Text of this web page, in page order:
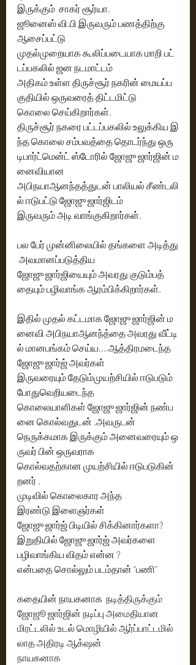
இருக்கும்  சாகர் சூர்யா,
ஜூனைஸ் வி.பி இருவரும் பணத்திற்கு
ஆசைப்பட்டு
முதல்முறையாக கூலிப்படையாக மாறி பட்
டப்பகலில் ஜன நடமாட்டம்
அதிகம் உள்ள திருச்சூர் நகரின் மையப்ப
குதியில் ஒருவரைத் திட்டமிட்டு
கொலை செய்கிறார்கள்.
திருச்சூர் நகரை பட்டப்பகலில் உலுக்கிய இ
ந்த கொலை சம்பவத்தை தொடர்ந்து ஒரு
டிபார்ட்மென்ட் ஸ்டோரில் ஜோஜு ஜார்ஜின் ம
னைவியான
அபிநயாஆனந்தத்துடன் பாலியல் சீண்டலி
ல் ஈடுபட்டு ஜோஜு ஜார்ஜிடம்
இருவரும் அடி வாங்குகிறார்கள்.
பல பேர் முன்னிலையில் தங்களை அடித்து
அவமானப்படுத்திய
ஜோஜு ஜார்ஜியையும் அவரது குடும்பத்
தையும் பழிவாங்க ஆரம்பிக்கிறார்கள்.
இதில் முதல் கட்டமாக ஜோஜு ஜார்ஜின் ம
னைவி அபிநயாஆனந்த்தை அவரது வீட்டி
ல் மானபங்கம் செய்ய,,,,ஆத்திரமடைந்த
ஜோஜு ஜார்ஜ் அவர்கள்
இருவரையும் தேடும்முயற்சியில் ஈடுபடும்
போதுவெறியடைந்த
கொலையாளிகள் ஜோஜு ஜார்ஜின் நண்ப
னை கொல்வதுடன் .அவருடன்
நெருக்கமாக இருக்கும் அனைவரையும் ஒ
ருவர் பின் ஒருவராக
கொல்வதற்கான முயற்சியில் ஈடுபடுகின்
றனர் .
முடிவில் கொலைகார அந்த
இரண்டு இளைஞர்கள்
ஜோஜு ஜார்ஜ் பிடியில் சிக்கினார்களா?
இறுதியில் ஜோஜு ஜார்ஜ் அவர்களை
பழிவாங்கிய விதம் என்ன ?
என்பதை சொல்லும் படம்தான் ‘’பணி’’
கதையின் நாயகனாக நடித்திருக்கும்
ஜோஜூ ஜார்ஜின் நடிப்பு அமைதியான
மிரட்டலில் உடல் மொழியில் ஆர்ப்பாட்டமில்
லாத அதிரடி ஆக்‌ஷன்
நாயகனாக